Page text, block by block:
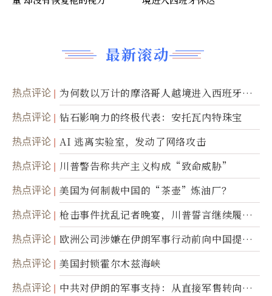
最新滚动
热点评论
为何数以万计的摩洛哥人越境进入西班牙休
达
热点评论 钻石影响力的终极代表：安托瓦内特珠宝
热点评论 AI 逃离实验室，发动了网络攻击
热点评论 川普警告称共产主义构成“致命威胁”
热点评论 美国为何制裁中国的“茶壶”炼油厂？
热点评论
枪击事件扰乱记者晚宴，川普誓言继续履行
职责
热点评论
欧洲公司涉嫌在伊朗军事行动前向中国提供
美军基地的卫星图像
热点评论 美国封锁霍尔木兹海峡
热点评论
中共对伊朗的军事支持：从直接军售转向间